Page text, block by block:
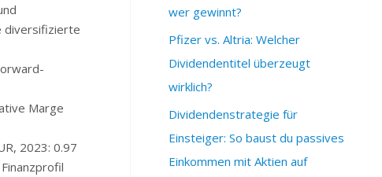
diversifizierte
Marge
2023: 0.97
wer gewinnt?
Pfizer vs. Altria: Welcher
Dividendentitel überzeugt
wirklich?
Dividendenstrategie für
Einsteiger: So baust du passives
Einkommen mit Aktien auf